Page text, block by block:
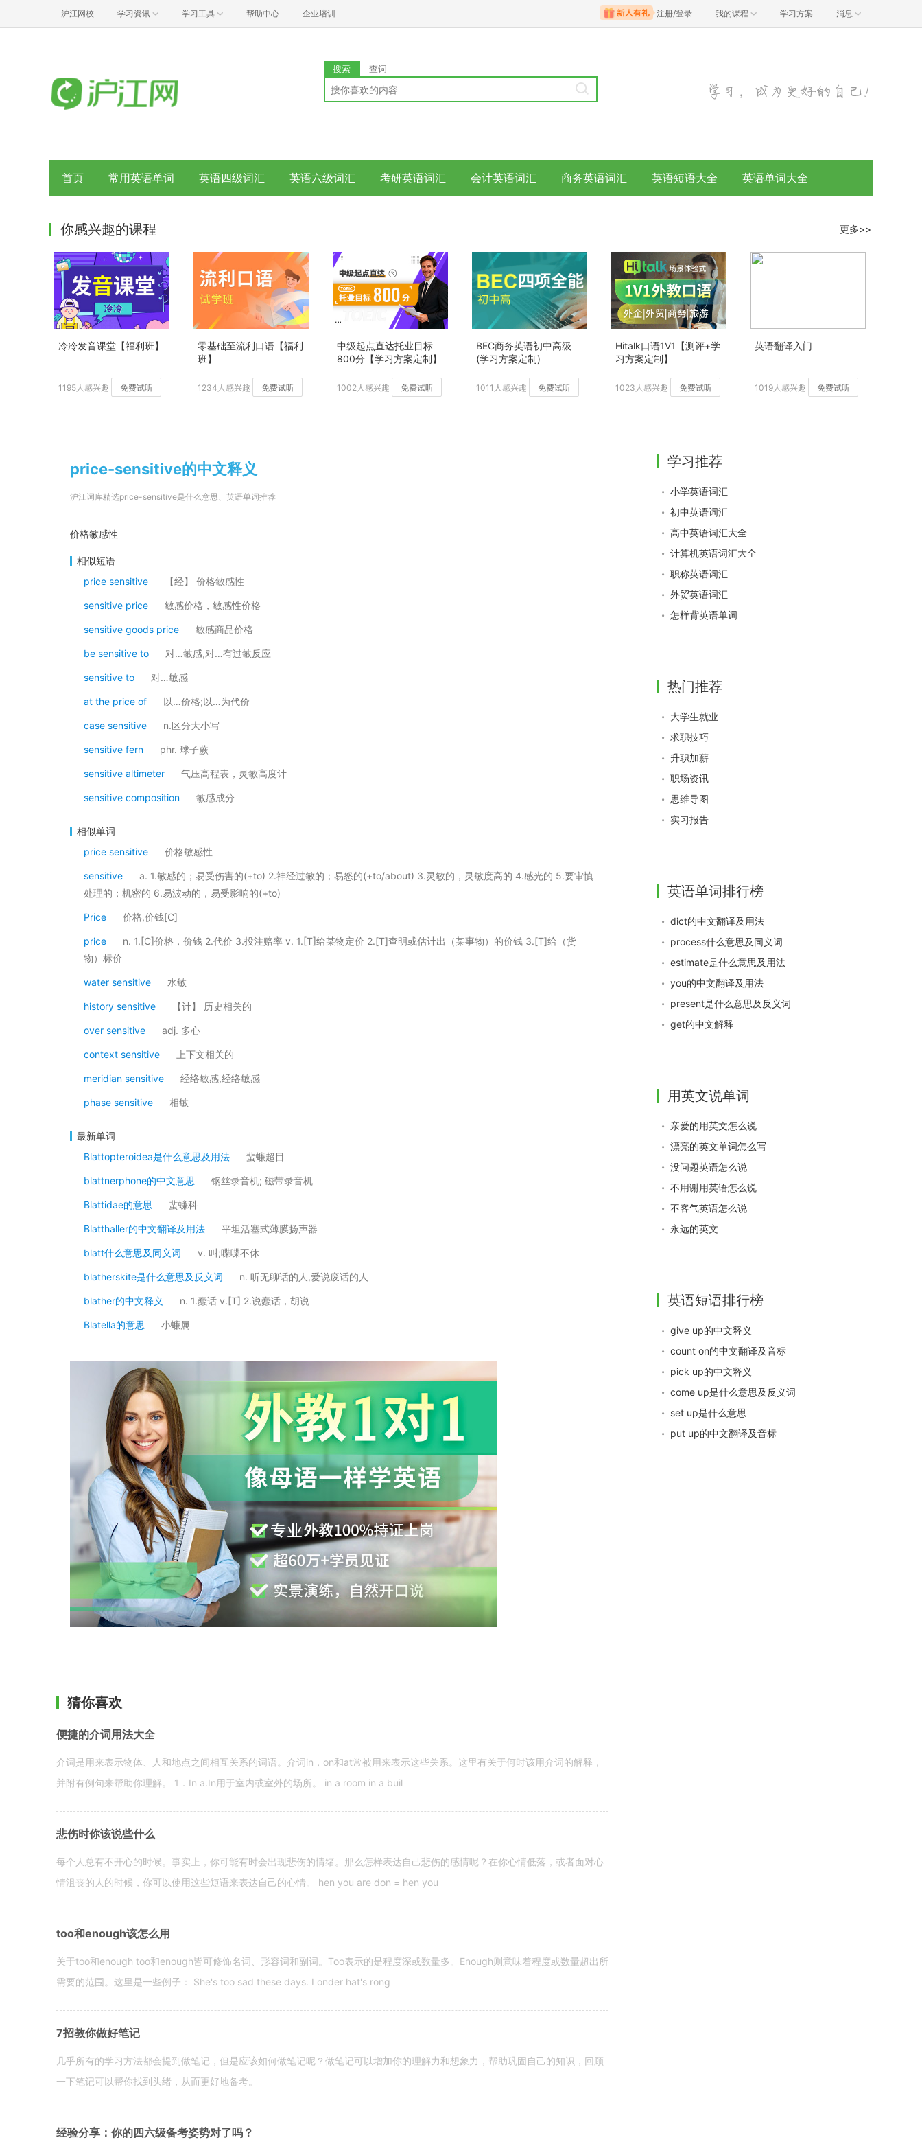
沪江网校 学习资讯 学习工具 帮助中心 企业培训 注册/登录 我的课程 学习方案 消息
搜索 查词
首页 常用英语单词 英语四级词汇 英语六级词汇 考研英语词汇 会计英语词汇 商务英语词汇 英语短语大全 英语单词大全
你感兴趣的课程 更多>>
冷冷发音课堂【福利班】
1195人感兴趣 免费试听
零基础至流利口语【福利
班】
1234人感兴趣 免费试听
中级起点直达托业目标
800分【学习方案定制】
1002人感兴趣 免费试听
BEC商务英语初中高级
(学习方案定制)
1011人感兴趣 免费试听
Hitalk口语1V1【测评+学
习方案定制】
1023人感兴趣 免费试听
英语翻译入门
1019人感兴趣 免费试听
price-sensitive的中文释义
沪江词库精选price-sensitive是什么意思、英语单词推荐
价格敏感性
相似短语
price sensitive
【经】 价格敏感性
sensitive price 敏感价格，敏感性价格
sensitive goods price 敏感商品价格
be sensitive to 对…敏感,对…有过敏反应
sensitive to 对…敏感
at the price of 以…价格;以…为代价
case sensitive n.区分大小写
sensitive fern phr. 球子蕨
sensitive altimeter 气压高程表，灵敏高度计
sensitive composition 敏感成分
相似单词
price sensitive
价格敏感性
sensitive
a. 1.敏感的；易受伤害的(+to) 2.神经过敏的；易怒的(+to/about) 3.灵敏的，灵敏度高的 4.感光的 5.要审慎
处理的；机密的 6.易波动的，易受影响的(+to)
Price 价格,价钱[C]
price
n. 1.[C]价格，价钱 2.代价 3.投注赔率 v. 1.[T]给某物定价 2.[T]查明或估计出（某事物）的价钱 3.[T]给（货
物）标价
water sensitive 水敏
history sensitive 【计】 历史相关的
over sensitive adj. 多心
context sensitive 上下文相关的
meridian sensitive 经络敏感,经络敏感
phase sensitive 相敏
最新单词
Blattopteroidea是什么意思及用法
蜚蠊超目
blattnerphone的中文意思 钢丝录音机; 磁带录音机
Blattidae的意思 蜚蠊科
Blatthaller的中文翻译及用法 平坦活塞式薄膜扬声器
blatt什么意思及同义词 v. 叫;喋喋不休
blatherskite是什么意思及反义词 n. 听无聊话的人,爱说废话的人
blather的中文释义 n. 1.蠢话 v.[T] 2.说蠢话，胡说
Blatella的意思 小蠊属
猜你喜欢
便捷的介词用法大全
介词是用来表示物体、人和地点之间相互关系的词语。介词in，on和at常被用来表示这些关系。这里有关于何时该用介词的解释，
并附有例句来帮助你理解。 1．In a.In用于室内或室外的场所。 in a room in a buil
悲伤时你该说些什么
每个人总有不开心的时候。事实上，你可能有时会出现悲伤的情绪。那么怎样表达自己悲伤的感情呢？在你心情低落，或者面对心
情沮丧的人的时候，你可以使用这些短语来表达自己的心情。 hen you are don = hen you
too和enough该怎么用
关于too和enough too和enough皆可修饰名词、形容词和副词。Too表示的是程度深或数量多。Enough则意味着程度或数量超出所
需要的范围。这里是一些例子： She's too sad these days. I onder hat's rong
7招教你做好笔记
几乎所有的学习方法都会提到做笔记，但是应该如何做笔记呢？做笔记可以增加你的理解力和想象力，帮助巩固自己的知识，回顾
一下笔记可以帮你找到头绪，从而更好地备考。
经验分享：你的四六级备考姿势对了吗？
学习推荐
小学英语词汇
初中英语词汇
高中英语词汇大全
计算机英语词汇大全
职称英语词汇
外贸英语词汇
怎样背英语单词
热门推荐
大学生就业
求职技巧
升职加薪
职场资讯
思维导图
实习报告
英语单词排行榜
dict的中文翻译及用法
process什么意思及同义词
estimate是什么意思及用法
you的中文翻译及用法
present是什么意思及反义词
get的中文解释
用英文说单词
亲爱的用英文怎么说
漂亮的英文单词怎么写
没问题英语怎么说
不用谢用英语怎么说
不客气英语怎么说
永远的英文
英语短语排行榜
give up的中文释义
count on的中文翻译及音标
pick up的中文释义
come up是什么意思及反义词
set up是什么意思
put up的中文翻译及音标